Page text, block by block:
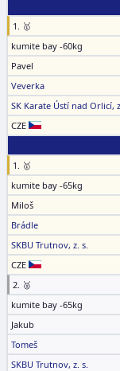
1. 🥇
kumite bay -60kg
Pavel
Veverka
SK Karate Ústí nad Orlicí,
CZE
1. 🥇
kumite bay -65kg
Miloš
Brádle
SKBU Trutnov, z. s.
CZE
2. 🥈
kumite bay -65kg
Jakub
Tomeš
SKBU Trutnov, z. s.